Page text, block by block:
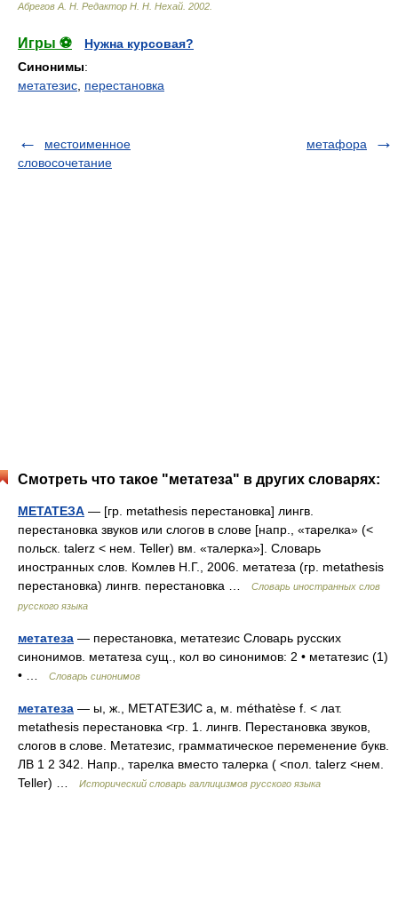
Абрегов А. Н. Редактор Н. Н. Нехай 2002
Игры ⚽
Нужна курсовая?
Синонимы:
метатезис перестановка
местоименное
словосочетание
метафора
Смотреть что такое "метатеза" в других словарях:
МЕТАТЕЗА — [гр. metathesis перестановка] лингв.
перестановка звуков или слогов в слове [напр., «тарелка» (<
польск. talerz < нем. Teller) вм. «талерка»]. Словарь
иностранных слов. Комлев Н.Г., 2006. метатеза (гр. metathesis
перестановка) лингв. перестановка …
Словарь иностранных слов
русского языка
метатеза — перестановка, метатезис Словарь русских
синонимов. метатеза сущ., кол во синонимов: 2 • метатезис (1)
• …
Словарь синонимов
метатеза — ы, ж., МЕТАТЕЗИС а, м. méthatèse f. < лат.
metathesis перестановка <гр. 1. лингв. Перестановка звуков,
слогов в слове. Метатезис, грамматическое переменение букв.
ЛВ 1 2 342. Напр., тарелка вместо талерка ( <пол. talerz <нем.
Teller) …
Исторический словарь галлицизмов русского языка